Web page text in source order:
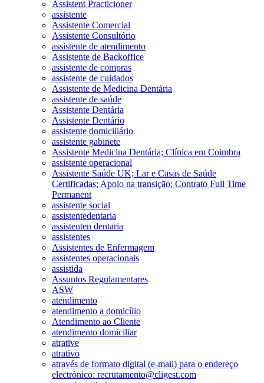
Assistent Practicioner
assistente
Assistente Comercial
Assistente Consultório
assistente de atendimento
Assistente de Backoffice
assistente de compras
assistente de cuidados
Assistente de Medicina Dentária
assistente de saúde
Assistente Dentária
Assistente Dentário
assistente domiciliário
assistente gabinete
Assistente Medicina Dentária; Clínica em Coimbra
assistente operacional
Assistente Saúde UK; Lar e Casas de Saúde
Certificadas; Apoio na transição; Contrato Full Time
Permanent
assistente social
assistentedentaria
assistenten dentaria
assistentes
Assistentes de Enfermagem
assistentes operacionais
assistida
Assuntos Regulamentares
ASW
atendimento
atendimento a domicílio
Atendimento ao Cliente
atendimento domiciliar
atrative
atrativo
através de formato digital (e-mail) para o endereço
electrónico: recrutamento@cligest.com